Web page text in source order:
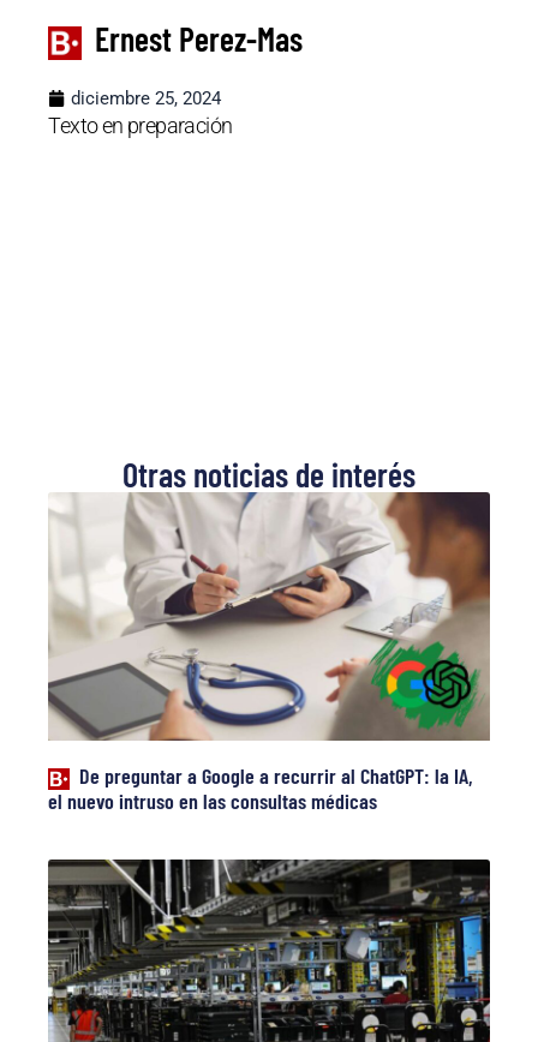
Ernest Perez-Mas
diciembre 25, 2024
Texto en preparación
Otras noticias de interés
De preguntar a Google a recurrir al ChatGPT: la IA,
el nuevo intruso en las consultas médicas